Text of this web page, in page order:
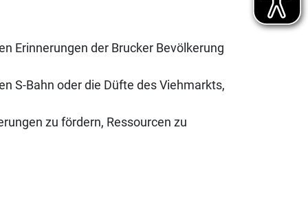
Erinnerungen der Brucker Bevölkerung
S-Bahn oder die Düfte des Viehmarkts,
zu fördern, Ressourcen zu